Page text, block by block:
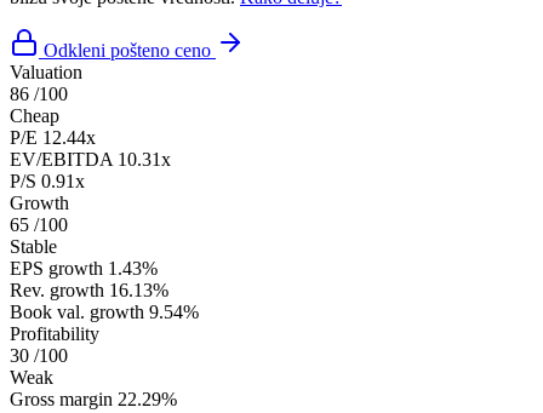
Odkleni pošteno ceno
Valuation
86 /100
Cheap
P/E 12.44x
EV/EBITDA 10.31x
P/S 0.91x
Growth
65 /100
Stable
EPS growth 1.43%
Rev. growth 16.13%
Book val. growth 9.54%
Profitability
30 /100
Weak
Gross margin 22.29%